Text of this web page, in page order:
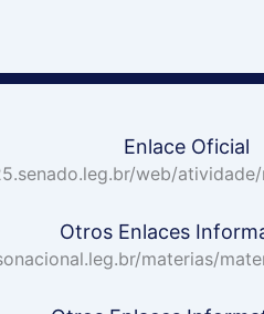
Enlace Oficial
web/
Otros Enlaces
materias/